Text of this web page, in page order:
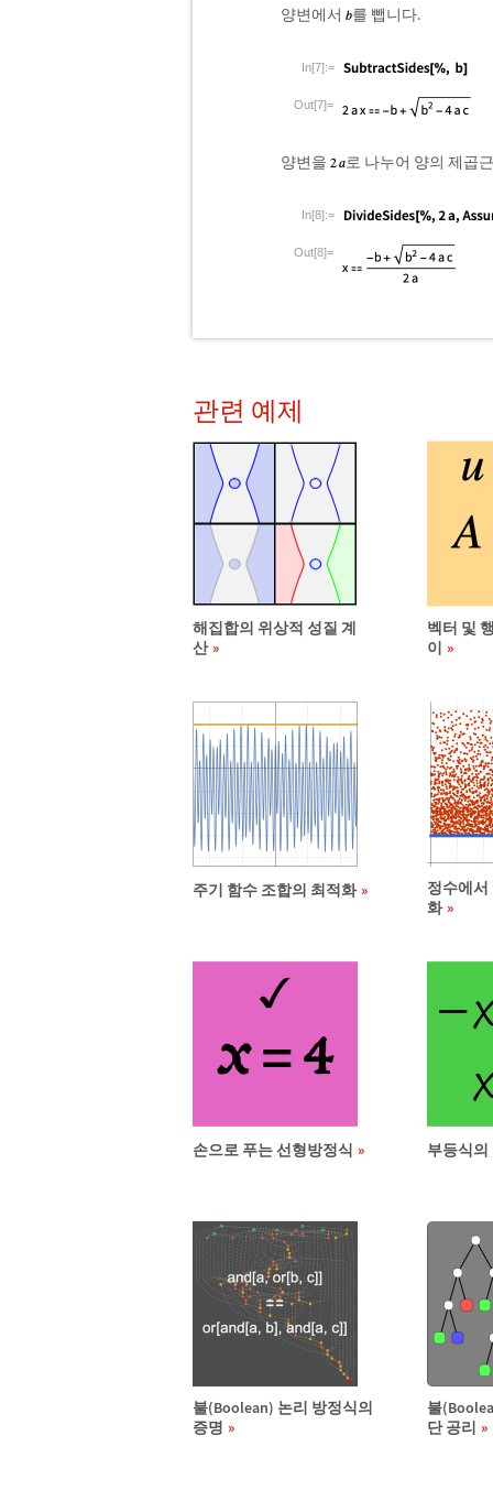
양변에서 를 뺍니다.
In[7]:=
Out[7]=
양변을 로 나누어 양의 제곱
In[8]:=
Out[8]=
관련 예제
해집합의 위상적 성질 계
산
벡터 및
이
주기 함수 조합의 최적화
정수에서
화
손으로 푸는 선형방정식 부등식의
불(Boolean) 논리 방정식의
증명
불
단 공리